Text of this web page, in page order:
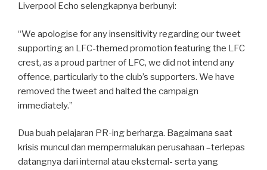
Liverpool Echo selengkapnya berbunyi:
“We apologise for any insensitivity regarding our tweet
supporting an LFC-themed promotion featuring the LFC
crest, as a proud partner of LFC, we did not intend any
offence, particularly to the club’s supporters. We have
removed the tweet and halted the campaign
immediately.”
Dua buah pelajaran PR-ing berharga. Bagaimana saat
krisis muncul dan mempermalukan perusahaan –terlepas
datangnya dari internal atau eksternal- serta yang